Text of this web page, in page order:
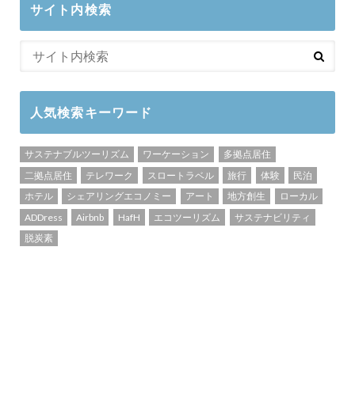
サイト内検索
人気検索キーワード
サステナブルツーリズム ワーケーション
多拠点居住
二拠点居住
テレワーク スロートラベル 旅行 体験
民泊
ホテル
シェアリングエコノミー アート 地方創生
ローカル
ADDress
Airbnb HafH エコツーリズム
サステナビリティ
脱炭素